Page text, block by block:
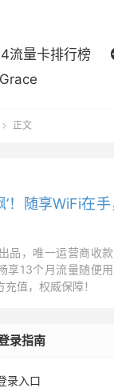
流量卡排行榜
 正文
！随享WiFi在手
品，唯一运营商收
13个月流量随便用
值，权威保障！
录指南
录入口